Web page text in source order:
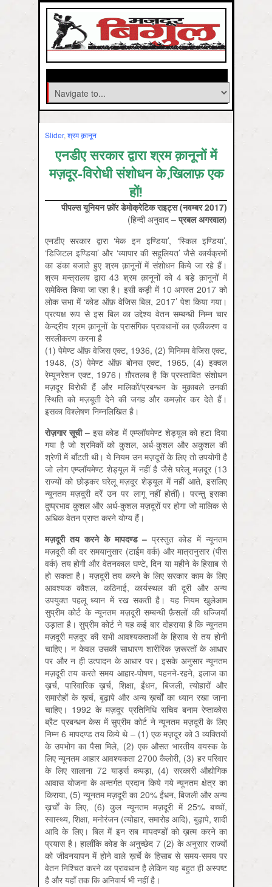
Slider, श्रम क़ानून
एनडीए सरकार द्वारा श्रम क़ानूनों में
मज़दूर-विरोधी संशोधन के खि़लाफ़ एक
हों!
पीपल्सयूनियनफ़ॉरडेमोक्रेटिकराइट्स (नवम्बर 2017)
(हिन्दी अनुवाद –प्रबलअगरवाल)
एनडीए सरकार द्वारा ‘मेक इन इण्डिया’, ‘स्किल इण्डिया’,
‘डिजिटल इण्डिया’ और ‘व्यापार की सहूलियत’ जैसे कार्यक्रमों
का डंका बजाते हुए श्रम क़ानूनों में संशोधन किये जा रहे हैं।
श्रम मन्त्रालय द्वारा 43 श्रम क़ानूनों को 4 बड़े क़ानूनों में
समेकित किया जा रहा है। इसी कड़ी में 10 अगस्त 2017 को
लोक सभा में ‘कोड ऑफ़ वेजिस बिल, 2017’ पेश किया गया।
प्रत्यक्ष रूप से इस बिल का उद्देश्य वेतन सम्बन्धी निम्न चार
केन्द्रीय श्रम क़ानूनों के प्रासंगिक प्रावधानों का एकीकरण व
सरलीकरण करना है
(1) पेमेण्ट ऑफ़ वेजिस एक्ट, 1936, (2) मिनिमम वेजिस एक्ट,
1948, (3) पेमेण्ट ऑफ़ बोनस एक्ट, 1965, (4) इक्वल
रेम्यूनरेशन एक्ट, 1976। ग़ौरतलब है कि प्रस्तावित संशोधन
मज़दूर विरोधी हैं और मालिकों/प्रबन्धन के मुक़ाबले उनकी
स्थिति को मज़बूती देने की जगह और कमज़ोर कर देते हैं।
इसका विश्लेषण निम्नलिखित है।
रोज़गारसूची – इस कोड में एम्प्लॉयमेण्ट शेड्यूल को हटा दिया
गया है जो श्रमिकों को कुशल, अर्ध-कुशल और अकुशल की
श्रेणी में बाँटती थी। ये नियम उन मज़दूरों के लिए तो उपयोगी है
जो लोग एम्प्लॉयमेण्ट शेड्यूल में नहीं है जैसे घरेलू मज़दूर (13
राज्यों को छोड़कर घरेलू मज़दूर शेड्यूल में नहीं आते, इसलिए
न्यूनतम मज़दूरी दरें उन पर लागू नहीं होतीं)। परन्तु इसका
दुष्प्रभाव कुशल और अर्ध-कुशल मज़दूरों पर होगा जो मालिक से
अधिक वेतन प्राप्त करने योग्य हैं।
मज़दूरीतयकरनेकेमापदण्ड –प्रस्तुत कोड में न्यूनतम
मज़दूरी की दर समयानुसार (टाईम वर्क) और मात्रानुसार (पीस
वर्क) तय होगी और वेतनकाल घण्टे, दिन या महीने के हिसाब से
हो सकता है। मज़दूरी तय करने के लिए सरकार काम के लिए
आवश्यक कौशल, कठिनाई, कार्यस्थल की दूरी और अन्य
उपयुक्त पहलू ध्यान में रख सकती है। यह नियम खुलेआम
सुप्रीम कोर्ट के न्यूनतम मज़दूरी सम्बन्धी फ़ैसलों की धज्जियाँ
उड़ाता है। सुप्रीम कोर्ट ने यह कई बार दोहराया है कि न्यूनतम
मज़दूरी मज़दूर की सभी आवश्यकताओं के हिसाब से तय होनी
चाहिए। न केवल उसकी साधारण शारीरिक ज़रूरतों के आधार
पर और न ही उत्पादन के आधार पर। इसके अनुसार न्यूनतम
मज़दूरी तय करते समय आहार-पोषण, पहनने-रहने, इलाज का
ख़र्च, पारिवारिक ख़र्च, शिक्षा, ईंधन, बिजली, त्योहारों और
समारोहों के ख़र्च, बुढ़ापे और अन्य ख़र्चों का ध्यान रखा जाना
चाहिए। 1992 के मज़दूर प्रतिनिधि सचिव बनाम रेप्ताकोस
ब्रैट प्रबन्धन केस में सुप्रीम कोर्ट ने न्यूनतम मज़दूरी के लिए
निम्न 6 मापदण्ड तय किये थे – (1) एक मज़दूर को 3 व्यक्तियों
के उपभोग का पैसा मिले, (2) एक औसत भारतीय वयस्क के
लिए न्यूनतम आहार आवश्यकता 2700 कैलोरी, (3) हर परिवार
के लिए सालाना 72 यार्ड्स कपड़ा, (4) सरकारी औद्योगिक
आवास योजना के अन्तर्गत प्रदान किये गये न्यूनतम क्षेत्र का
किराया, (5) न्यूनतम मज़दूरी का 20% ईंधन, बिजली और अन्य
ख़र्चों के लिए, (6) कुल न्यूनतम मज़दूरी में 25% बच्चों,
स्वास्थ्य, शिक्षा, मनोरंजन (त्योहार, समारोह आदि), बुढ़ापे, शादी
आदि के लिए। बिल में इन सब मापदण्डों को ख़त्म करने का
प्रयास है। हालाँकि कोड के अनुच्छेद 7 (2) के अनुसार राज्यों
को जीवनयापन में होने वाले ख़र्चे के हिसाब से समय-समय पर
वेतन निश्चित करने का प्रावधान है लेकिन यह बहुत ही अस्पष्ट
है और यहाँ तक कि अनिवार्य भी नहीं है।